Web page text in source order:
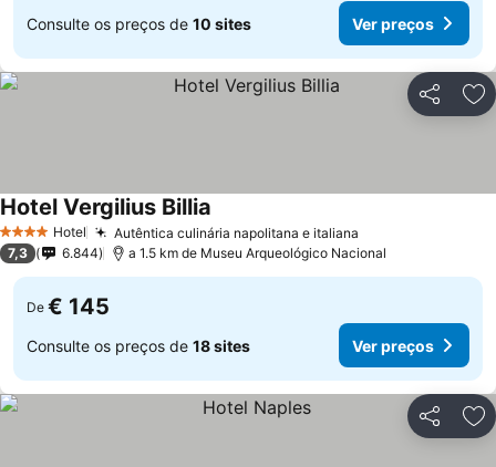
Consulte os preços de 10 sites Ver preços
Partilhar
4 EstrelasHotel Autêntica culinária napolitana e italiana
Hotel Vergilius Billia
7,3 6.844 a 1.5 km de Museu Arqueológico Nacional
De € 145
Consulte os preços de 18 sites Ver preços
Partilhar